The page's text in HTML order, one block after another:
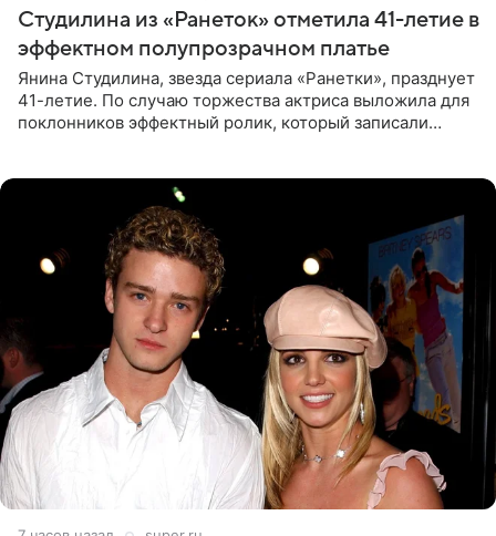
Студилина из «Ранеток» отметила 41-летие в
эффектном полупрозрачном платье
Янина Студилина, звезда сериала «Ранетки», празднует
41-летие. По случаю торжества актриса выложила для
поклонников эффектный ролик, который записали